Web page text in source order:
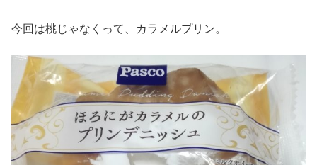
今回は桃じゃなくって、カラメルプリン。